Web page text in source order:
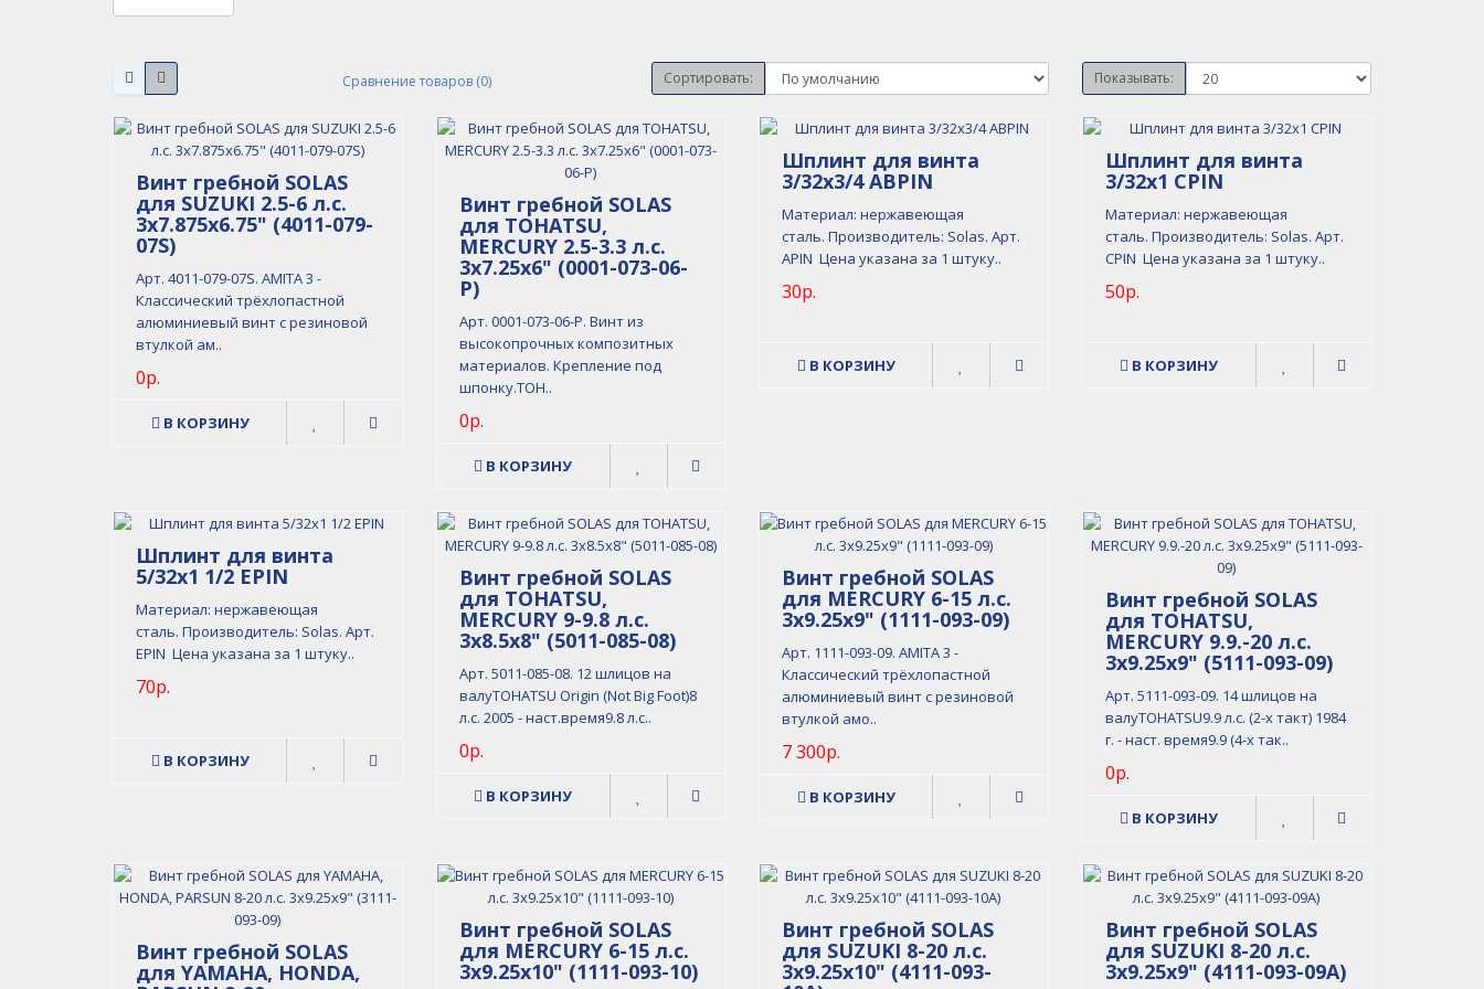
Сравнение товаров (0) Сортировать: Показывать:
Винт гребной SOLAS
для SUZUKI 2.5-6 л.с.
3x7.875x6.75" (4011-079-
07S)
Арт. 4011-079-07S. AMITA 3 -
Классический трёхлопастной
алюминиевый винт с резиновой
втулкой ам..
0р.
В КОРЗИНУ
Винт гребной SOLAS
для TOHATSU,
MERCURY 2.5-3.3 л.с.
3x7.25x6" (0001-073-06-
P)
Арт. 0001-073-06-P. Винт из
высокопрочных композитных
материалов. Крепление под
шпонку.TOH..
0р.
В КОРЗИНУ
Шплинт для винта
3/32х3/4 ABPIN
Материал: нержавеющая
сталь. Производитель: Solas. Арт.
APIN Цена указана за 1 штуку..
30р.
В КОРЗИНУ
Шплинт для винта
3/32х1 CPIN
Материал: нержавеющая
сталь. Производитель: Solas. Арт.
CPIN Цена указана за 1 штуку..
50р.
В КОРЗИНУ
Шплинт для винта
5/32х1 1/2 EPIN
Материал: нержавеющая
сталь. Производитель: Solas. Арт.
EPIN Цена указана за 1 штуку..
70р.
В КОРЗИНУ
Винт гребной SOLAS
для TOHATSU,
MERCURY 9-9.8 л.с.
3x8.5x8" (5011-085-08)
Арт. 5011-085-08. 12 шлицов на
валуTOHATSU Origin (Not Big Foot)8
л.с. 2005 - наст.время9.8 л.с..
0р.
В КОРЗИНУ
Винт гребной SOLAS
для MERCURY 6-15 л.с.
3x9.25x9" (1111-093-09)
Арт. 1111-093-09. AMITA 3 -
Классический трёхлопастной
алюминиевый винт с резиновой
втулкой амо..
7 300р.
В КОРЗИНУ
Винт гребной SOLAS
для TOHATSU,
MERCURY 9.9.-20 л.с.
3x9.25x9" (5111-093-09)
Арт. 5111-093-09. 14 шлицов на
валуTOHATSU9.9 л.с. (2-х такт) 1984
г. - наст. время9.9 (4-х так..
0р.
В КОРЗИНУ
Винт гребной SOLAS
для YAMAHA, HONDA,
Винт гребной SOLAS
для MERCURY 6-15 л.с.
3x9.25x10" (1111-093-10)
Винт гребной SOLAS
для SUZUKI 8-20 л.с.
3x9.25x10" (4111-093-
Винт гребной SOLAS
для SUZUKI 8-20 л.с.
3x9.25x9" (4111-093-09A)